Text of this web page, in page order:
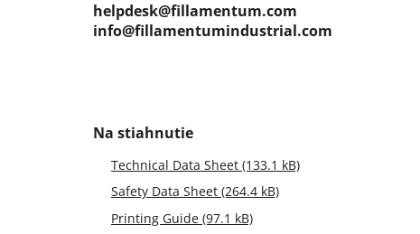
Technical Data Sheet (133.1 kB)
Safety Data Sheet (264.4 kB)
Printing Guide (97.1 kB)
helpdesk@fillamentum.com
info@fillamentumindustrial.com